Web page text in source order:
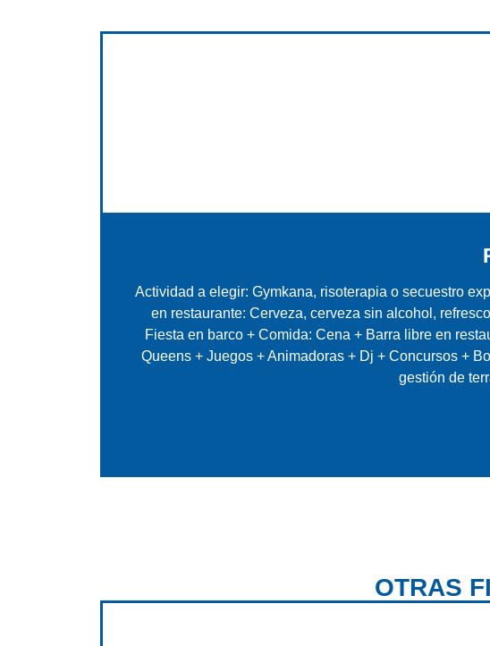
Actividad a elegir: Gymkana, risoterapia o secuestro
en restaurante: Cerveza, cerveza sin alcohol,
Fiesta en barco + Comida: Cena + Barra libre en
Queens + Juegos + Animadoras + Dj + Concursos +
gestión de
OTRAS